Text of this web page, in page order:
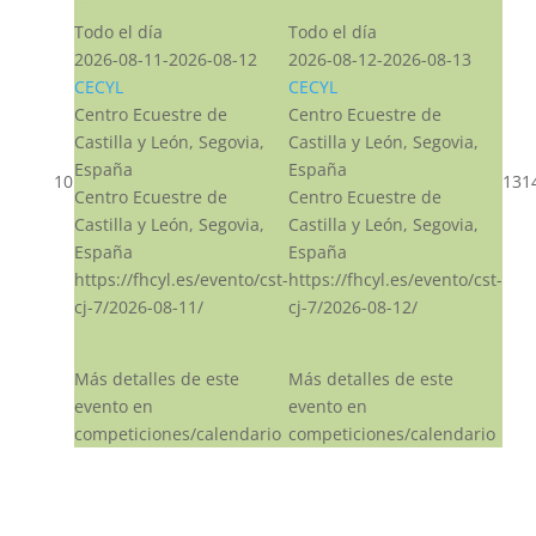
10
Todo el día
2026-08-11-2026-08-12
CECYL
Centro Ecuestre de
Castilla y León, Segovia,
España
Centro Ecuestre de
Castilla y León, Segovia,
España
https://fhcyl.es/evento/cst-
cj-7/2026-08-11/
Más detalles de este
evento en
competiciones/calendario
Todo el día
2026-08-12-2026-08-13
CECYL
Centro Ecuestre de
Castilla y León, Segovia,
España
Centro Ecuestre de
Castilla y León, Segovia,
España
https://fhcyl.es/evento/cst-
cj-7/2026-08-12/
Más detalles de este
evento en
competiciones/calendario
13